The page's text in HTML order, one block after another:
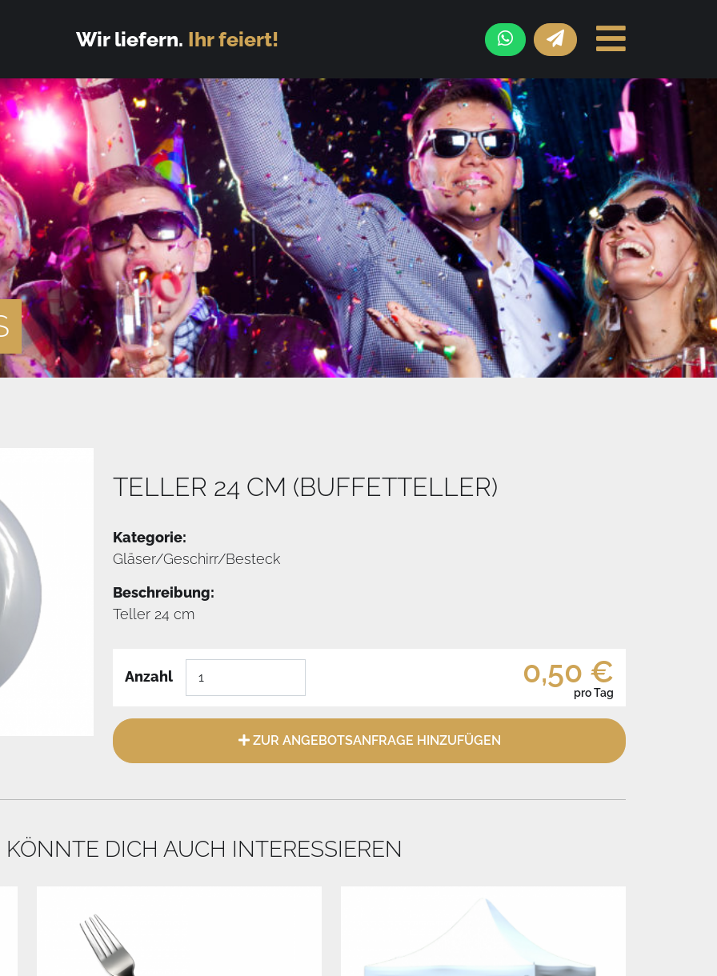
Wir liefern. Ihr feiert!
TELLER 24 CM (BUFFETTELLER)
Kategorie:
Gläser/Geschirr/Besteck
Beschreibung:
Teller 24 cm
Anzahl 0,50 €
pro Tag
ZUR ANGEBOTSANFRAGE HINZUFÜGEN
KÖNNTE DICH AUCH INTERESSIEREN